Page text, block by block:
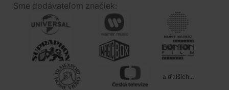
Sme dodávateľom značiek:
a ďalších...